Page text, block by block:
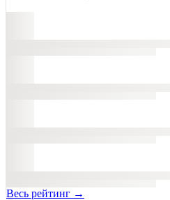
Весь рейтинг →